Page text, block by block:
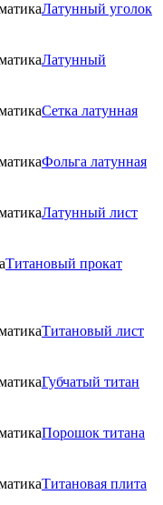
Латунный уголок
Латунный
Сетка латунная
Фольга латунная
Латунный лист
Титановый прокат
Титановый лист
Губчатый титан
Порошок титана
Титановая плита